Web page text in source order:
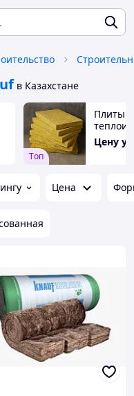
в Казахстане
Tоп
Плиты
Warmall
Цену
Цена